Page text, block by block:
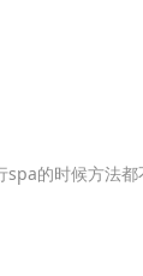
的时候方法